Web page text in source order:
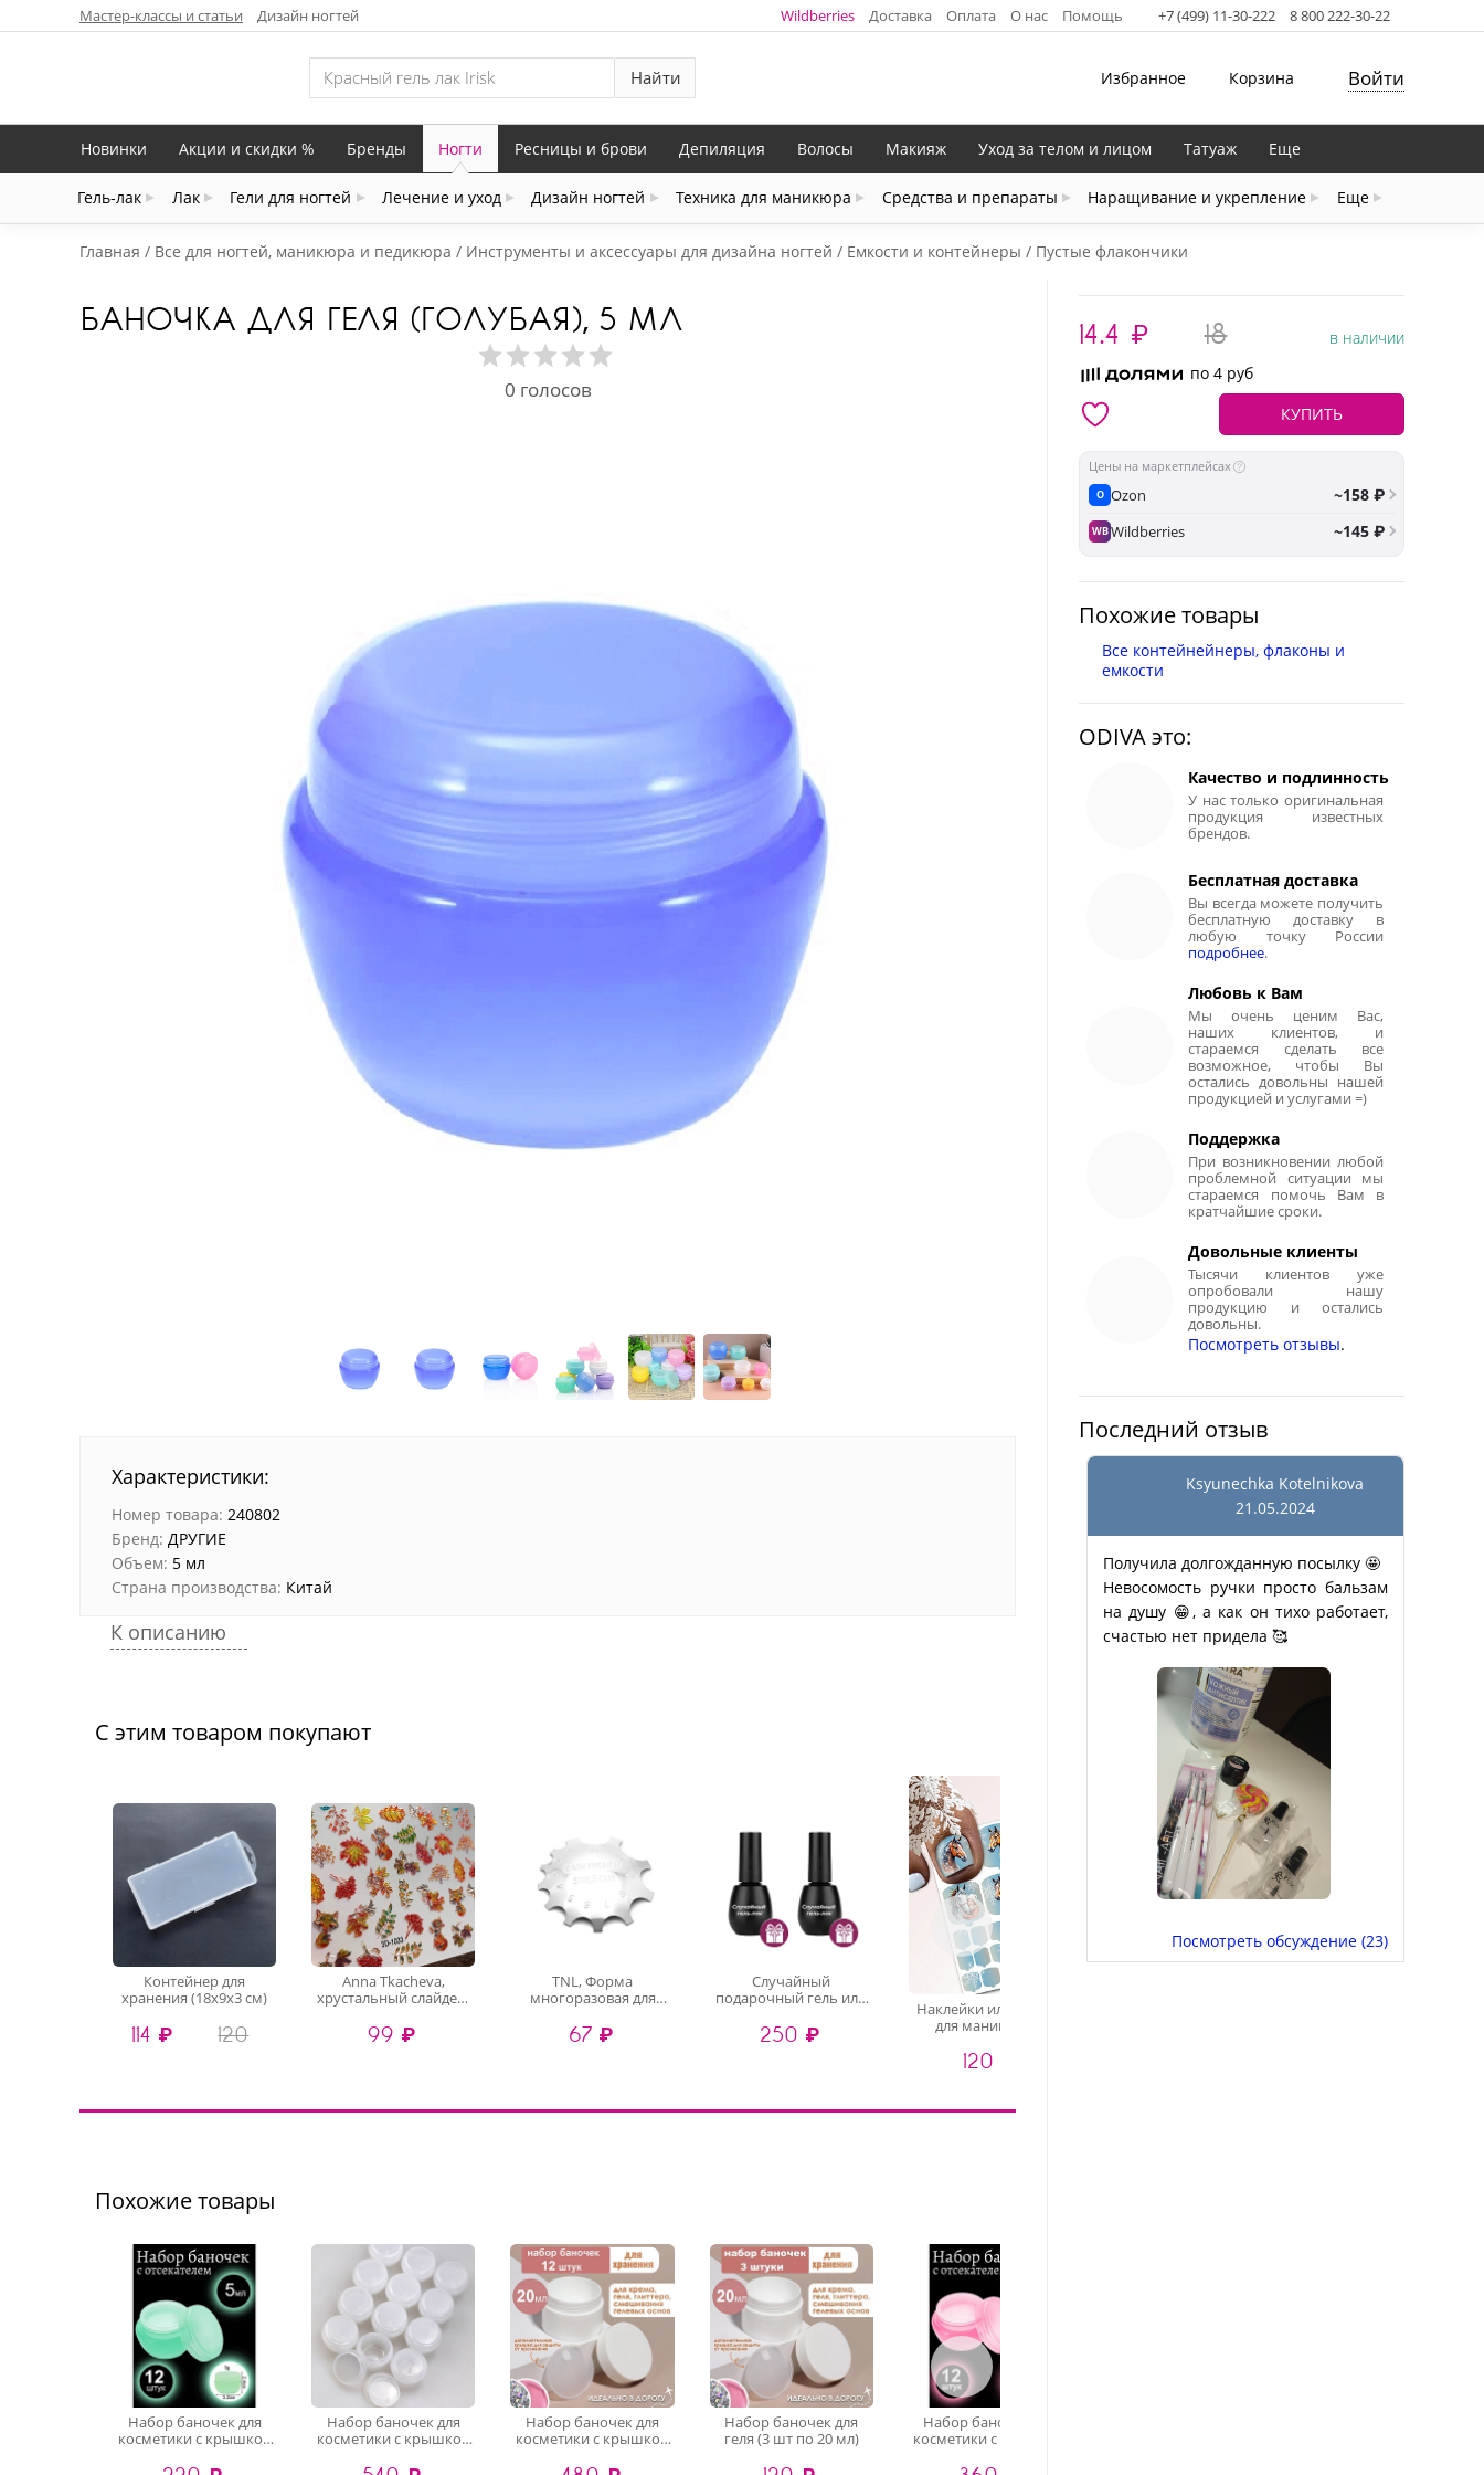
Мастер-классы и статьи Дизайн ногтей Wildberries Доставка Оплата О нас Помощь +7 (499) 11-30-222 8 800 222-30-22
Найти Избранное Корзина Войти
Новинки Акции и скидки % Бренды Ногти
Гель-лак Лак Гели для ногтей Лечение и уход Дизайн ногтей Техника для маникюра Средства и препараты Наращивание и укрепление Еще
Ресницы и брови Депиляция Волосы Макияж Уход за телом и лицом Татуаж Еще
Главная Все для ногтей, маникюра и педикюра Инструменты и аксессуары для дизайна ногтей Емкости и контейнеры Пустые флакончики
БАНОЧКА ДЛЯ ГЕЛЯ (ГОЛУБАЯ), 5 МЛ
0 голосов
Характеристики:
Номер товара: 240802
Бренд: ДРУГИЕ
Объем: 5 мл
Страна производства: Китай
К описанию
С этим товаром покупают
Контейнер для
хранения (18х9х3 см)
114 ₽ 120
Anna Tkacheva,
хрустальный слайдер-
99 ₽
TNL, Форма
многоразовая для
"A"
67 ₽
Случайный
подарочный гель или
250 ₽
Наклейки или пленка
для маникюра и
(случайный дизайн)
120 ₽
Похожие товары
Набор баночек для
косметики с крышкой
Набор баночек для
косметики с крышкой
Набор баночек для
косметики с крышкой
Набор баночек для
геля (3 шт по 20 мл)
Набор баночек для
косметики с крышкой
14.4 ₽ 18
в наличии
по 4 руб
КУПИТЬ
Цены на маркетплейсах
O Ozon ~158 ₽
WBWildberries ~145 ₽
Похожие товары
Все контейнейнеры, флаконы и
емкости
ODIVA это:
Качество и подлинность
У нас только оригинальная
продукция известных
брендов.
Бесплатная доставка
Вы всегда можете получить
бесплатную доставку в
любую точку России
подробнее.
Любовь к Вам
Мы очень ценим Вас,
наших клиентов, и
стараемся сделать все
возможное, чтобы Вы
остались довольны нашей
продукцией и услугами =)
Поддержка
При возникновении любой
проблемной ситуации мы
стараемся помочь Вам в
кратчайшие сроки.
Довольные клиенты
Тысячи клиентов уже
опробовали нашу
продукцию и остались
довольны.
Посмотреть отзывы.
Последний отзыв
Ksyunechka Kotelnikova
21.05.2024
Получила долгожданную посылку 🤩
Невосомость ручки просто бальзам
на душу 😁, а как он тихо работает,
счастью нет придела 🥰
Посмотреть обсуждение (23)